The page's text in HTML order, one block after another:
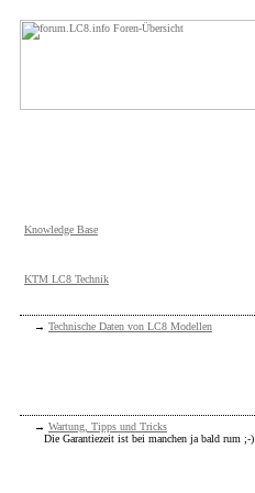
Knowledge Base
KTM LC8 Technik
→ Technische Daten von LC8 Modellen
→ Wartung, Tipps und Tricks
Die Garantiezeit ist bei manchen ja bald rum ;-)